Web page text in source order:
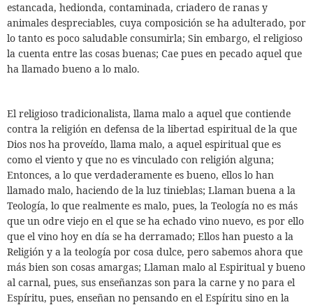
estancada, hedionda, contaminada, criadero de ranas y
animales despreciables, cuya composición se ha adulterado, por
lo tanto es poco saludable consumirla; Sin embargo, el religioso
la cuenta entre las cosas buenas; Cae pues en pecado aquel que
ha llamado bueno a lo malo.
El religioso tradicionalista, llama malo a aquel que contiende
contra la religión en defensa de la libertad espiritual de la que
Dios nos ha proveído, llama malo, a aquel espiritual que es
como el viento y que no es vinculado con religión alguna;
Entonces, a lo que verdaderamente es bueno, ellos lo han
llamado malo, haciendo de la luz tinieblas; Llaman buena a la
Teología, lo que realmente es malo, pues, la Teología no es más
que un odre viejo en el que se ha echado vino nuevo, es por ello
que el vino hoy en día se ha derramado; Ellos han puesto a la
Religión y a la teología por cosa dulce, pero sabemos ahora que
más bien son cosas amargas; Llaman malo al Espiritual y bueno
al carnal, pues, sus enseñanzas son para la carne y no para el
Espíritu, pues, enseñan no pensando en el Espíritu sino en la